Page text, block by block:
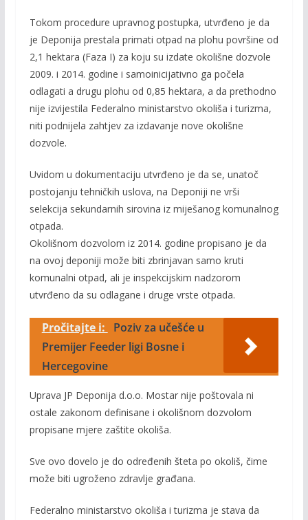
Tokom procedure upravnog postupka, utvrđeno je da
je Deponija prestala primati otpad na plohu površine od
2,1 hektara (Faza I) za koju su izdate okolišne dozvole
2009. i 2014. godine i samoinicijativno ga počela
odlagati a drugu plohu od 0,85 hektara, a da prethodno
nije izvijestila Federalno ministarstvo okoliša i turizma,
niti podnijela zahtjev za izdavanje nove okolišne
dozvole.
Uvidom u dokumentaciju utvrđeno je da se, unatoč
postojanju tehničkih uslova, na Deponiji ne vrši
selekcija sekundarnih sirovina iz miješanog komunalnog
otpada.
Okolišnom dozvolom iz 2014. godine propisano je da
na ovoj deponiji može biti zbrinjavan samo kruti
komunalni otpad, ali je inspekcijskim nadzorom
utvrđeno da su odlagane i druge vrste otpada.
Pročitajte i:
Poziv za učešće u
Premijer Feeder ligi Bosne i
Hercegovine
Uprava JP Deponija d.o.o. Mostar nije poštovala ni
ostale zakonom definisane i okolišnom dozvolom
propisane mjere zaštite okoliša.
Sve ovo dovelo je do određenih šteta po okoliš, čime
može biti ugroženo zdravlje građana.
Federalno ministarstvo okoliša i turizma je stava da